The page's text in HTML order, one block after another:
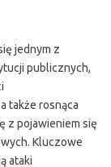
jednym z
publicznych,
także rosnąca
z pojawieniem się
Kluczowe
ataki